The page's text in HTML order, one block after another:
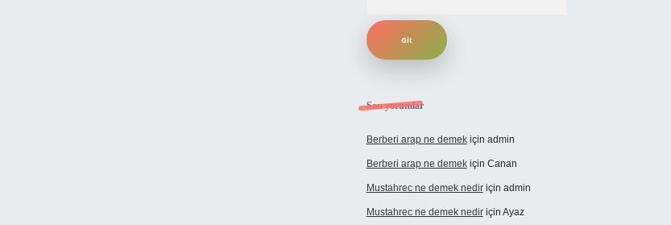
Son yorumlar
Berberi arap ne demekiçin admin
Berberi arap ne demekiçin Canan
Mustahrec ne demek nediriçin admin
Mustahrec ne demek nediriçin Ayaz